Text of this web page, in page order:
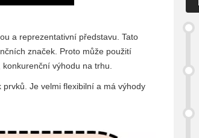
a reprezentativní představu. Tato
značek. Proto může použití
výhodu na trhu.
Je velmi flexibilní a má výhody